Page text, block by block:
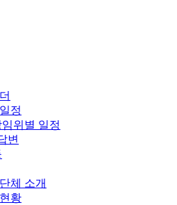
정
위별 일정
변
체 소개
황